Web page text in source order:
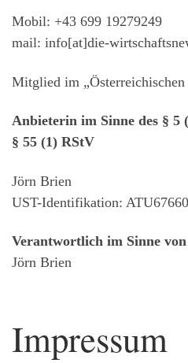
Mobil: +43 699 19279249
mail: info[at]die-
Mitglied im
Anbieterin im Sinne des § 5
§ 55 (1) RStV
Jörn Brien
UST-Identifikation:
Verantwortlich im Sinne
Jörn Brien
Impressum